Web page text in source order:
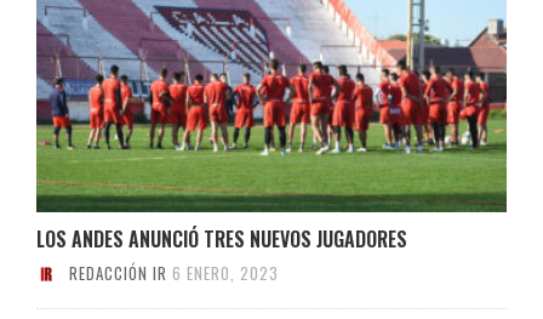
LOS ANDES ANUNCIÓ TRES NUEVOS JUGADORES
REDACCIÓN IR 6 ENERO, 2023